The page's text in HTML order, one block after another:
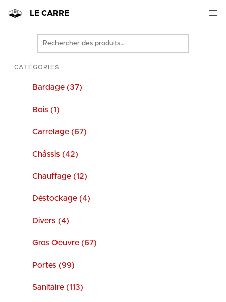
LE CARRE
Rechercher
des
produits
CATÉGORIES
Bardage (37)
Bois (1)
Carrelage (67)
Châssis (42)
Chauffage (12)
Déstockage (4)
Divers (4)
Gros Oeuvre (67)
Portes (99)
Sanitaire (113)